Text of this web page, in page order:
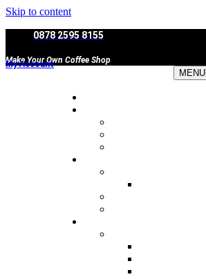
Skip to content
0878 2595 8155
Make Your Own Coffee Shop
My Account
MENU